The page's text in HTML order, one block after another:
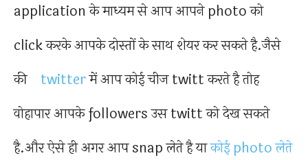
application के माध्यम से आप आपने photo को
click करके आपके दोस्तों के साथ शेयर कर सकते है.जैसे
की twitterमें आप कोई चीज twitt करते है तोह
वोहापार आपके followers उस twitt को देख सकते
है.और ऐसे ही अगर आप snap लेते है याकोई photo लेते